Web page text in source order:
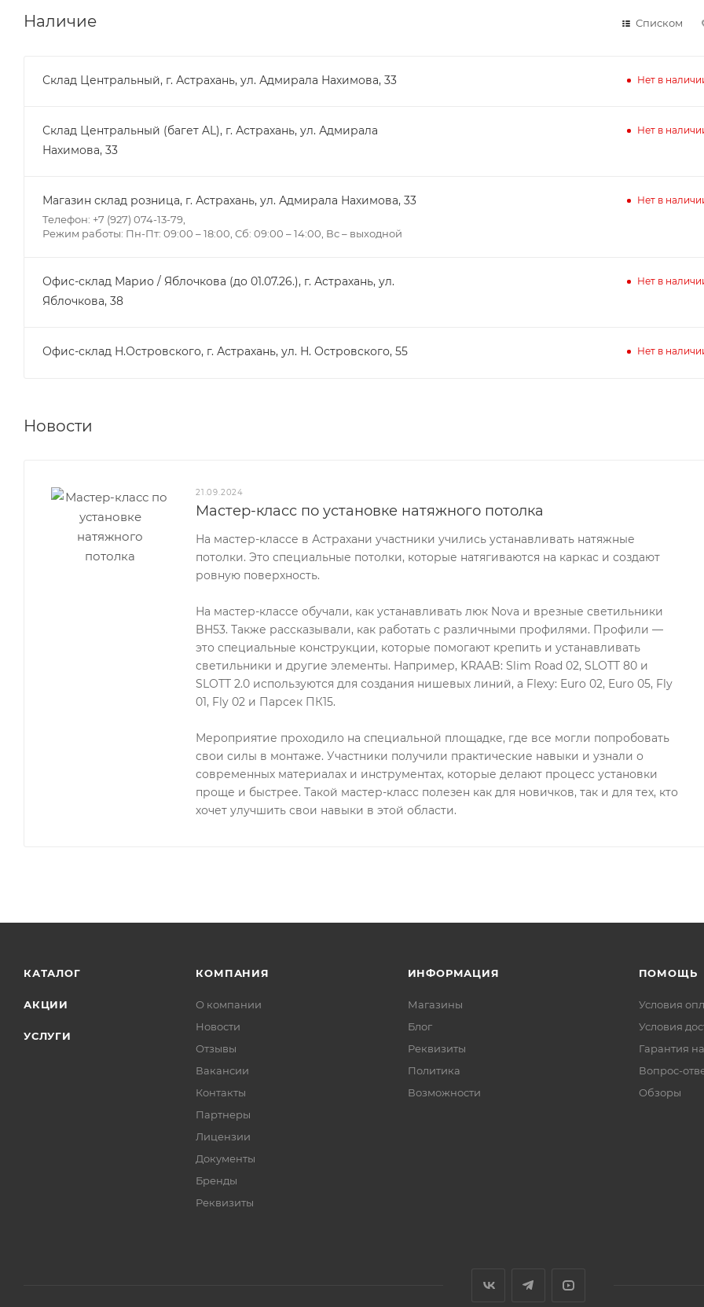
Наличие Списком
Склад Центральный, г. Астрахань, ул. Адмирала Нахимова, 33 Нет в
Склад Центральный (багет AL), г. Астрахань, ул. Адмирала
Нахимова, 33
Нет в
Магазин склад розница, г. Астрахань, ул. Адмирала Нахимова, 33
Телефон: +7 (927) 074-13-79,
Режим работы: Пн-Пт: 09:00 – 18:00, Сб: 09:00 – 14:00, Вс – выходной
Нет в
Офис-склад Марио / Яблочкова (до 01.07.26.), г. Астрахань, ул.
Яблочкова, 38
Нет в
Офис-склад Н.Островского, г. Астрахань, ул. Н. Островского, 55 Нет в
Новости
21.09.2024
Мастер-класс по установке натяжного потолка
На мастер-классе в Астрахани участники учились устанавливать натяжные
потолки. Это специальные потолки, которые натягиваются на каркас и создают
ровную поверхность.
На мастер-классе обучали, как устанавливать люк Nova и врезные светильники
BH53. Также рассказывали, как работать с различными профилями. Профили —
это специальные конструкции, которые помогают крепить и устанавливать
светильники и другие элементы. Например, KRAAB: Slim Road 02, SLOTT 80 и
SLOTT 2.0 используются для создания нишевых линий, а Flexy: Euro 02, Euro 05, Fly
01, Fly 02 и Парсек ПК15.
Мероприятие проходило на специальной площадке, где все могли попробовать
свои силы в монтаже. Участники получили практические навыки и узнали о
современных материалах и инструментах, которые делают процесс установки
проще и быстрее. Такой мастер-класс полезен как для новичков, так и для тех, кто
хочет улучшить свои навыки в этой области.
КАТАЛОГ
АКЦИИ
УСЛУГИ
КОМПАНИЯ
О компании
Новости
Отзывы
Вакансии
Контакты
Партнеры
Лицензии
Документы
Бренды
Реквизиты
ИНФОРМАЦИЯ
Магазины
Блог
Реквизиты
Политика
Возможности
ПОМОЩЬ
Условия
Условия
Гарантия
Вопрос-
Обзоры